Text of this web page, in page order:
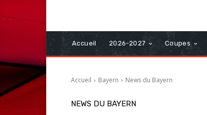
Accueil 2026-2027 Coupes
Accueil Bayern News du Bayern
NEWS DU BAYERN